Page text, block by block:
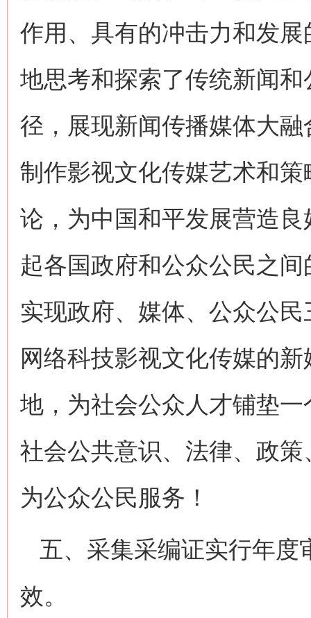
作用、具有的冲击力和发
地思考和探索了传统新闻
径，展现新闻传播媒体大
制作影视文化传媒艺术和
论，为中国和平发展营造
起各国政府和公众公民之
实现政府、媒体、公众公
网络科技影视文化传媒的
地，为社会公众人才铺垫
社会公共意识、法律、政
为公众公民服务！
五、采集采编证实行年度
效。